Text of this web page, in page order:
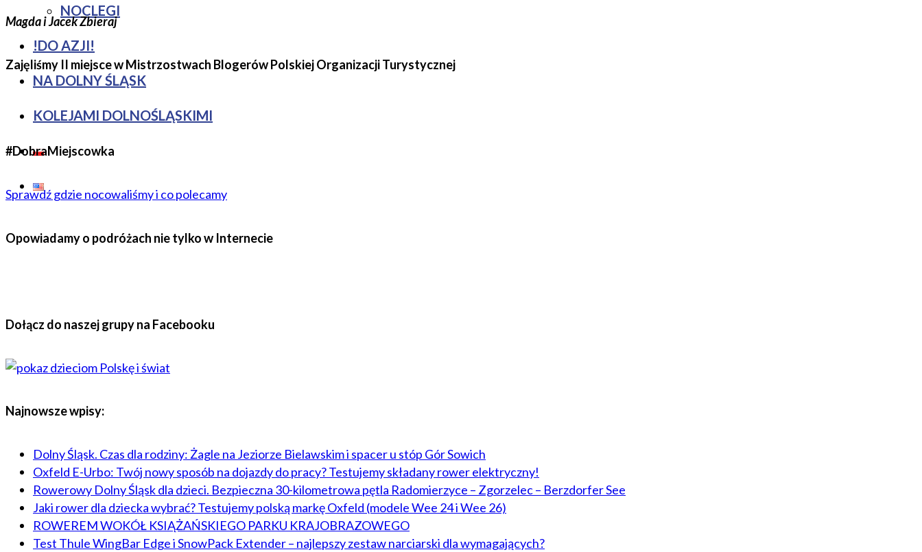
NOCLEGI
!DO AZJI!
NA DOLNY ŚLĄSK
KOLEJAMI DOLNOŚLĄSKIMI
Magda i Jacek Zbieraj
Zajęliśmy II miejsce w Mistrzostwach Blogerów Polskiej Organizacji Turystycznej
#DobraMiejscowka
Sprawdź gdzie nocowaliśmy i co polecamy
Opowiadamy o podróżach nie tylko w Internecie
Dołącz do naszej grupy na Facebooku
Najnowsze wpisy:
Dolny Śląsk. Czas dla rodziny: Żagle na Jeziorze Bielawskim i spacer u stóp Gór Sowich
Oxfeld E-Urbo: Twój nowy sposób na dojazdy do pracy? Testujemy składany rower elektryczny!
Rowerowy Dolny Śląsk dla dzieci. Bezpieczna 30-kilometrowa pętla Radomierzyce – Zgorzelec – Berzdorfer See
Jaki rower dla dziecka wybrać? Testujemy polską markę Oxfeld (modele Wee 24 i Wee 26)
ROWEREM WOKÓŁ KSIĄŻAŃSKIEGO PARKU KRAJOBRAZOWEGO
Test Thule WingBar Edge i SnowPack Extender – najlepszy zestaw narciarski dla wymagających?